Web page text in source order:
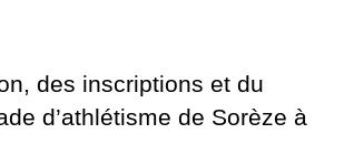
des inscriptions et du
d’athlétisme de Sorèze à